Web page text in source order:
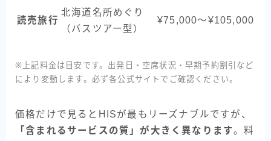
読売旅行
北海道名所めぐり
（バスツアー型）
¥75,000〜¥105,000
※上記料金は目安です。出発日・空席状況・早期予約割引など
により変動します。必ず各公式サイトでご確認ください。
価格だけで見るとHISが最もリーズナブルですが、
「含まれるサービスの質」が大きく異なります。料